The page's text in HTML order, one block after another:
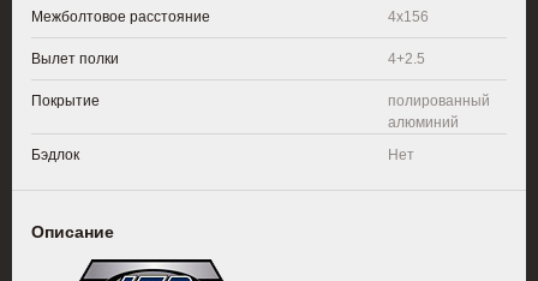
Межболтовое расстояние 4x156
Вылет полки 4+2.5
Покрытие
полированный
алюминий
Бэдлок
Нет
Описание